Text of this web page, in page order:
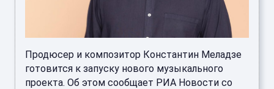
Продюсер и композитор Константин Меладзе
готовится к запуску нового музыкального
проекта. Об этом сообщает РИА Новости со